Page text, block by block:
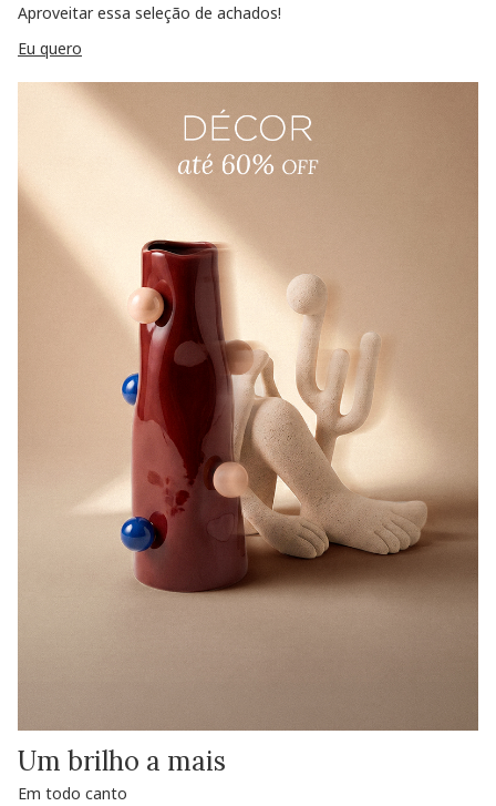
Aproveitar essa seleção de achados!
Eu quero
Um brilho a mais
Em todo canto